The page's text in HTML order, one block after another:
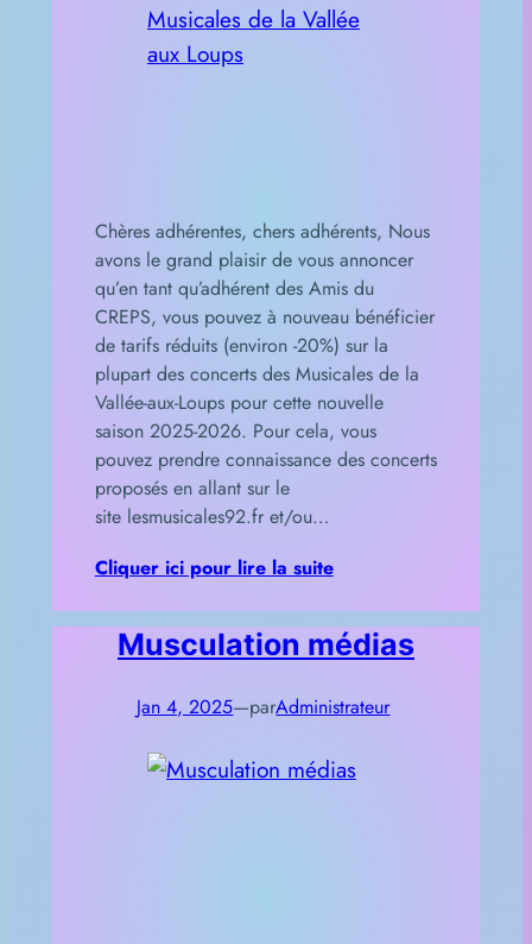
Chères adhérentes, chers adhérents, Nous
avons le grand plaisir de vous annoncer
qu’en tant qu’adhérent des Amis du
CREPS, vous pouvez à nouveau bénéficier
de tarifs réduits (environ -20%) sur la
plupart des concerts des Musicales de la
Vallée-aux-Loups pour cette nouvelle
saison 2025-2026. Pour cela, vous
pouvez prendre connaissance des concerts
proposés en allant sur le
site lesmusicales92.fr et/ou…
Cliquer ici pour lire la suite
Musculation médias
Jan 4, 2025—parAdministrateur